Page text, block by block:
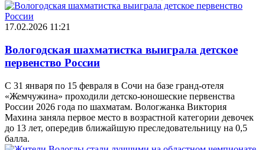
17.02.2026 11:21
Вологодская шахматистка выиграла детское
первенство России
С 31 января по 15 февраля в Сочи на базе гранд-отеля
«Жемчужина» проходили детско-юношеские первенства
России 2026 года по шахматам. Вологжанка Виктория
Махина заняла первое место в возрастной категории девочек
до 13 лет, опередив ближайшую преследовательницу на 0,5
балла.